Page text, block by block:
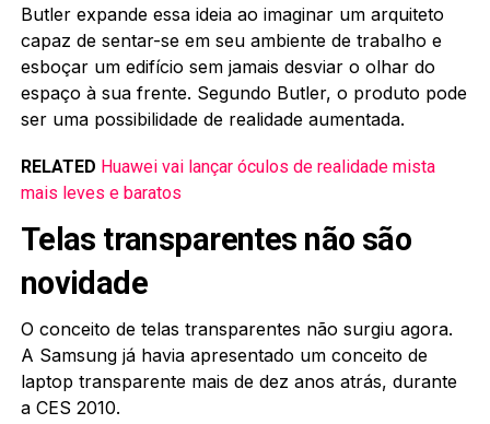
Butler expande essa ideia ao imaginar um arquiteto
capaz de sentar-se em seu ambiente de trabalho e
esboçar um edifício sem jamais desviar o olhar do
espaço à sua frente. Segundo Butler, o produto pode
ser uma possibilidade de realidade aumentada.
RELATED Huawei vai lançar óculos de realidade mista
mais leves e baratos
Telas transparentes não são
novidade
O conceito de telas transparentes não surgiu agora.
A Samsung já havia apresentado um conceito de
laptop transparente mais de dez anos atrás, durante
a CES 2010.